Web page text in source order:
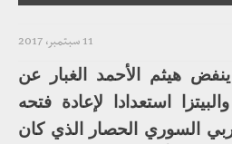
11 سبتمبر، 2017
هيثم الأحمد الغبار عن
استعدادا لإعادة فتحه
السوري الحصار الذي كان